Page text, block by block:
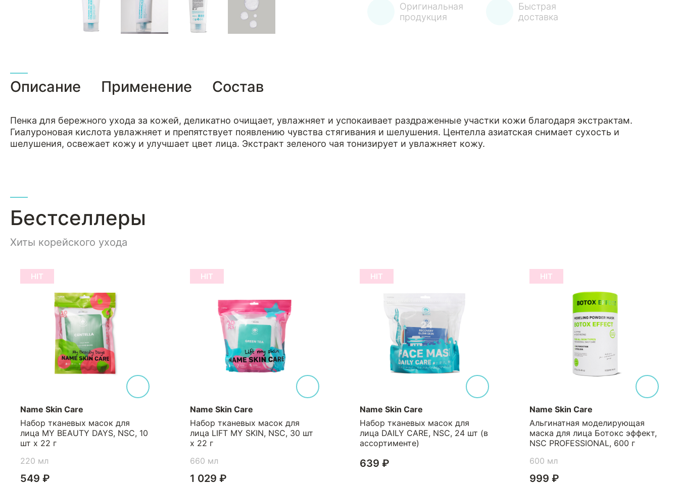
Оригинальная
продукция
Быстрая
доставка
Описание Применение Состав
Пенка для бережного ухода за кожей, деликатно очищает, увлажняет и успокаивает раздраженные участки кожи благодаря экстрактам.
Гиалуроновая кислота увлажняет и препятствует появлению чувства стягивания и шелушения. Центелла азиатская снимает сухость и
шелушения, освежает кожу и улучшает цвет лица. Экстракт зеленого чая тонизирует и увлажняет кожу.
Бестселлеры
Хиты корейского ухода
HIT
Name Skin Care
Набор тканевых масок для
лица MY BEAUTY DAYS, NSC, 10
шт х 22 г
220 мл
549 ₽
HIT
Name Skin Care
Набор тканевых масок для
лица LIFT MY SKIN, NSC, 30 шт
х 22 г
660 мл
1 029 ₽
HIT
Name Skin Care
Набор тканевых масок для
лица DAILY CARE, NSC, 24 шт (в
ассортименте)
639 ₽
HIT
Name Skin Care
Альгинатная моделирующая
маска для лица Ботокс эффект,
NSC PROFESSIONAL, 600 г
600 мл
999 ₽